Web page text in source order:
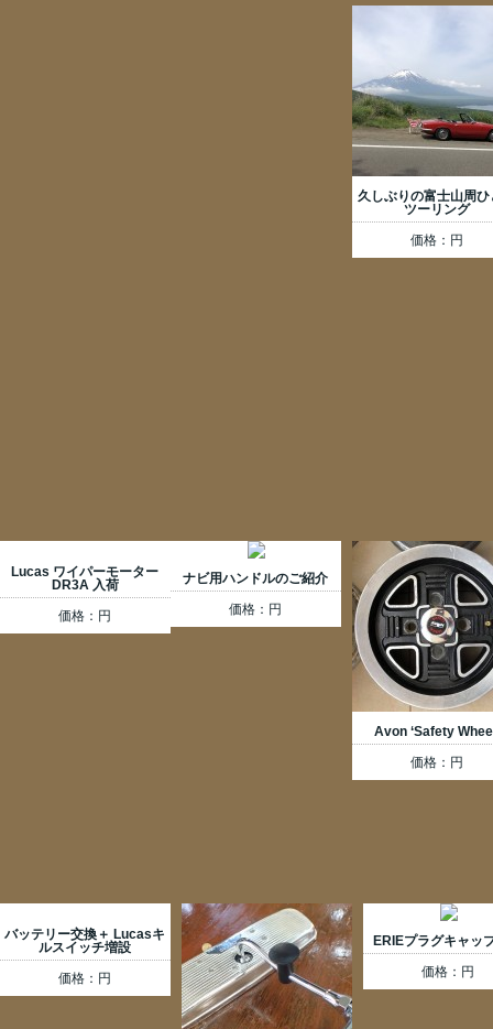
久しぶりの富士山周ひ
ツーリング
価格：円
Lucas ワイパーモーター
DR3A 入荷
価格：円
ナビ用ハンドルのご紹介
価格：円
Avon ‘Safety
価格：円
バッテリー交換＋ Lucasキ
ルスイッチ増設
価格：円
ERIEプラグキャッ
価格：円